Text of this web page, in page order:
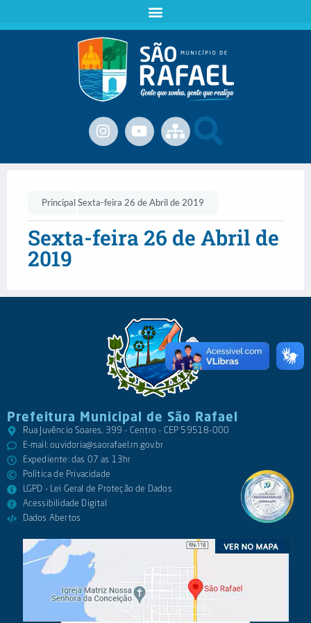
PrincipalSexta-feira 26 de Abril de 2019
Sexta-feira 26 de Abril de
2019
Prefeitura Municipal de São Rafael
Rua Juvêncio Soares, 399 - Centro - CEP 59518-000
E-mail:ouvidoria@saorafael.rn.gov.br
Expediente: das 07 as 13hr
Política de Privacidade
LGPD - Lei Geral de Proteção de Dados
Acessibilidade Digital
Dados Abertos